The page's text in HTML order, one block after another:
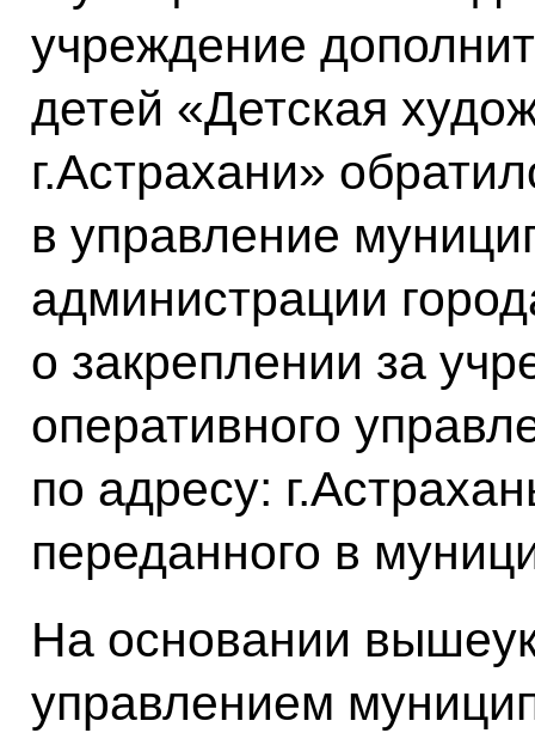
учреждение
детей «Детская
г.Астрахани»
в управление
администрации
о закреплении за
оперативного
по адресу:
переданного в
На основании
управлением